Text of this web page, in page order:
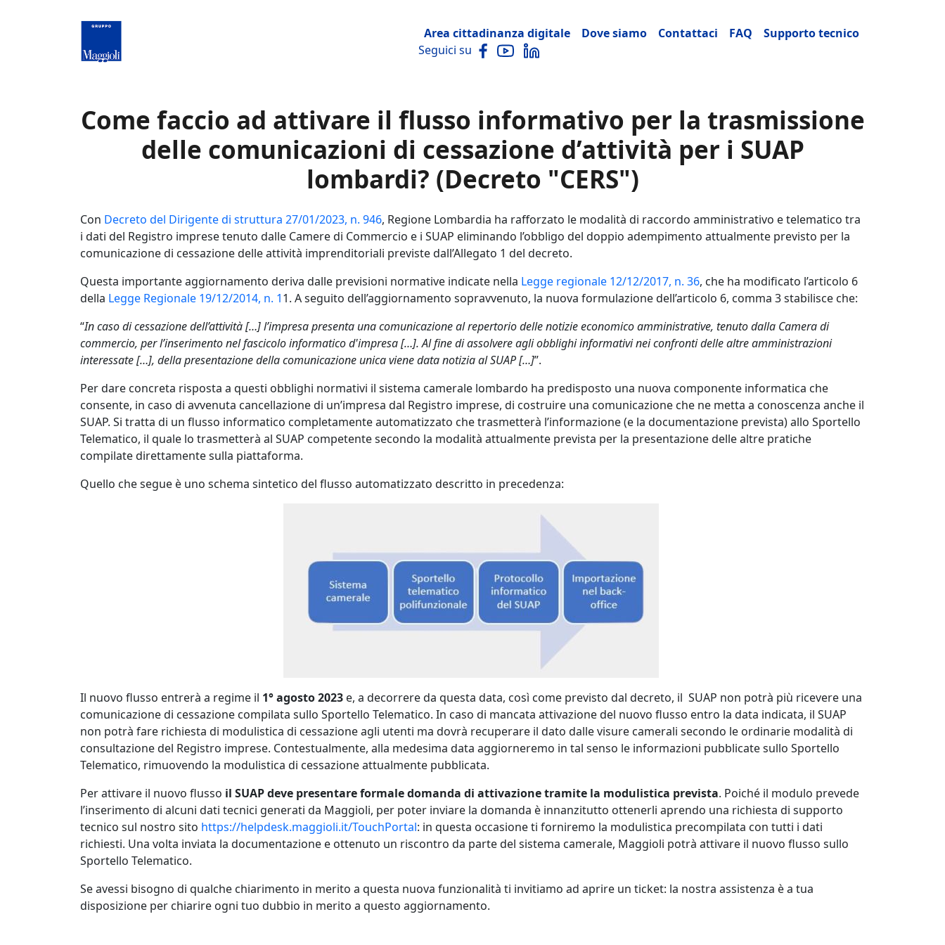
Navigazione principale mobile
Area cittadinanza digitale Dove siamo Contattaci FAQ
Supporto tecnico
Seguici su
Come faccio ad attivare il flusso informativo per la trasmissione
delle comunicazioni di cessazione d’attività per i SUAP
lombardi? (Decreto "CERS")
Con Decreto del Dirigente di struttura 27/01/2023, n. 946, Regione Lombardia ha rafforzato le modalità di raccordo amministrativo e telematico tra
i dati del Registro imprese tenuto dalle Camere di Commercio e i SUAP eliminando l’obbligo del doppio adempimento attualmente previsto per la
comunicazione di cessazione delle attività imprenditoriali previste dall’Allegato 1 del decreto.
Questa importante aggiornamento deriva dalle previsioni normative indicate nella Legge regionale 12/12/2017, n. 36, che ha modificato l’articolo 6
della Legge Regionale 19/12/2014, n. 11. A seguito dell’aggiornamento sopravvenuto, la nuova formulazione dell’articolo 6, comma 3 stabilisce che:
“In caso di cessazione dell’attività […] l’impresa presenta una comunicazione al repertorio delle notizie economico amministrative, tenuto dalla Camera di
commercio, per l’inserimento nel fascicolo informatico d'impresa […]. Al fine di assolvere agli obblighi informativi nei confronti delle altre amministrazioni
interessate […], della presentazione della comunicazione unica viene data notizia al SUAP […]”.
Per dare concreta risposta a questi obblighi normativi il sistema camerale lombardo ha predisposto una nuova componente informatica che
consente, in caso di avvenuta cancellazione di un’impresa dal Registro imprese, di costruire una comunicazione che ne metta a conoscenza anche il
SUAP. Si tratta di un flusso informatico completamente automatizzato che trasmetterà l’informazione (e la documentazione prevista) allo Sportello
Telematico, il quale lo trasmetterà al SUAP competente secondo la modalità attualmente prevista per la presentazione delle altre pratiche
compilate direttamente sulla piattaforma.
Quello che segue è uno schema sintetico del flusso automatizzato descritto in precedenza:
Il nuovo flusso entrerà a regime il 1° agosto 2023 e, a decorrere da questa data, così come previsto dal decreto, il SUAP non potrà più ricevere una
comunicazione di cessazione compilata sullo Sportello Telematico. In caso di mancata attivazione del nuovo flusso entro la data indicata, il SUAP
non potrà fare richiesta di modulistica di cessazione agli utenti ma dovrà recuperare il dato dalle visure camerali secondo le ordinarie modalità di
consultazione del Registro imprese. Contestualmente, alla medesima data aggiorneremo in tal senso le informazioni pubblicate sullo Sportello
Telematico, rimuovendo la modulistica di cessazione attualmente pubblicata.
Per attivare il nuovo flusso il SUAP deve presentare formale domanda di attivazione tramite la modulistica prevista. Poiché il modulo prevede
l’inserimento di alcuni dati tecnici generati da Maggioli, per poter inviare la domanda è innanzitutto ottenerli aprendo una richiesta di supporto
tecnico sul nostro sito https://helpdesk.maggioli.it/TouchPortal: in questa occasione ti forniremo la modulistica precompilata con tutti i dati
richiesti. Una volta inviata la documentazione e ottenuto un riscontro da parte del sistema camerale, Maggioli potrà attivare il nuovo flusso sullo
Sportello Telematico.
Se avessi bisogno di qualche chiarimento in merito a questa nuova funzionalità ti invitiamo ad aprire un ticket: la nostra assistenza è a tua
disposizione per chiarire ogni tuo dubbio in merito a questo aggiornamento.